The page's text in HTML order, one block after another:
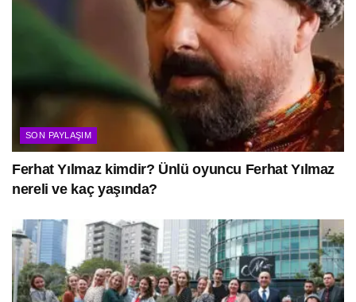
SON PAYLAŞIM
Ferhat Yılmaz kimdir? Ünlü oyuncu Ferhat Yılmaz
nereli ve kaç yaşında?